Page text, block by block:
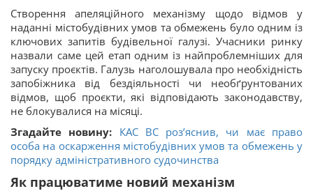
Створення апеляційного механізму щодо відмов у
наданні містобудівних умов та обмежень було одним із
ключових запитів будівельної галузі. Учасники ринку
назвали саме цей етап одним із найпроблемніших для
запуску проєктів. Галузь наголошувала про необхідність
запобіжника від бездіяльності чи необґрунтованих
відмов, щоб проєкти, які відповідають законодавству,
не блокувалися на місяці.
Згадайте новину: КАС ВС роз’яснив, чи має право
особа на оскарження містобудівних умов та обмежень у
порядку адміністративного судочинства
Як працюватиме новий механізм